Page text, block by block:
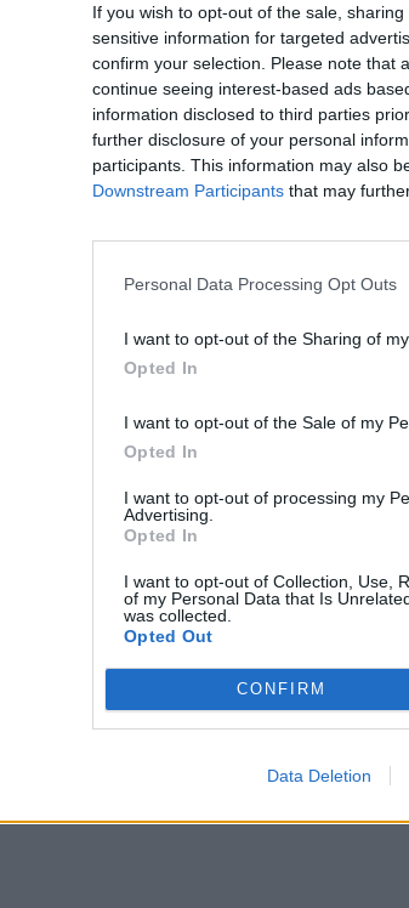
If you wish to opt-out of the sale,
sensitive information for targeted
confirm your selection. Please note that
continue seeing interest-based ads
information disclosed to third parties
further disclosure of your personal
participants. This information may also
Downstream Participants that may
Personal Data Processing Opt Outs
I want to opt-out of the Sharing of
Opted In
I want to opt-out of the Sale of my
Opted In
I want to opt-out of processing my
Advertising.
Opted In
I want to opt-out of Collection, Use,
of my Personal Data that Is
was collected.
Opted Out
CONFIRM
Data Deletion
Σημεία προπώλησης:
Tickethouse
Public (Σύνταγμα,
On Line Tickets
Ticketpro
https://
Τιμή εισιτηρίου
30 Ευρώ/Ταμείο
You Won't Let Me